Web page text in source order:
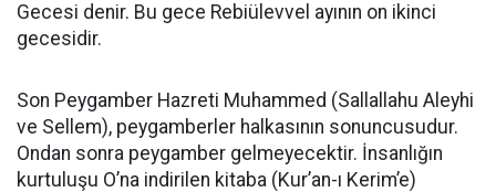
Gecesi denir. Bu gece Rebiülevvel ayının on ikinci
gecesidir.
Son Peygamber Hazreti Muhammed (Sallallahu Aleyhi
ve Sellem), peygamberler halkasının sonuncusudur.
Ondan sonra peygamber gelmeyecektir. İnsanlığın
kurtuluşu O’na indirilen kitaba (Kur’an-ı Kerim’e)